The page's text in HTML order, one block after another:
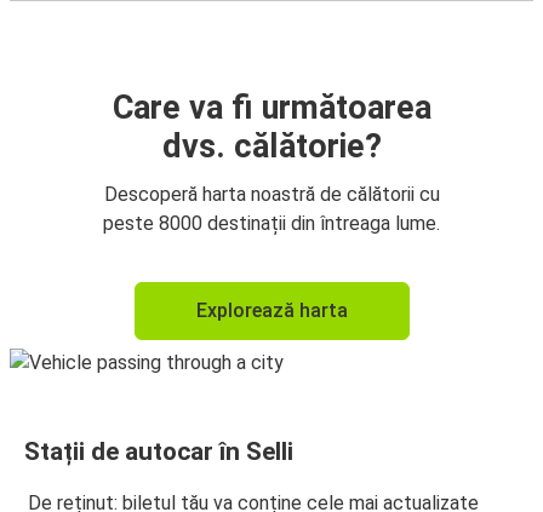
Care va fi următoarea
dvs. călătorie?
Descoperă harta noastră de călătorii cu
peste 8000 destinații din întreaga lume.
Explorează harta
Stații de autocar în Selli
De reținut: biletul tău va conține cele mai actualizate